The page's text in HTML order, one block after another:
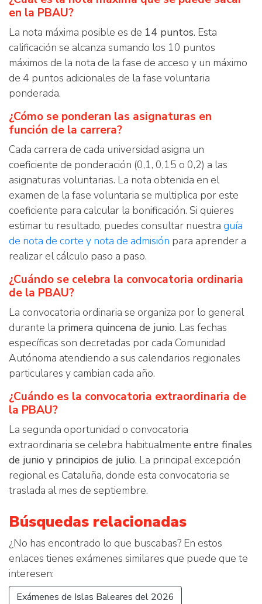
en la PBAU?
La nota máxima posible es de 14 puntos. Esta
calificación se alcanza sumando los 10 puntos
máximos de la nota de la fase de acceso y un máximo
de 4 puntos adicionales de la fase voluntaria
ponderada.
¿Cómo se ponderan las asignaturas en
función de la carrera?
Cada carrera de cada universidad asigna un
coeficiente de ponderación (0,1, 0,15 o 0,2) a las
asignaturas voluntarias. La nota obtenida en el
examen de la fase voluntaria se multiplica por este
coeficiente para calcular la bonificación. Si quieres
estimar tu resultado, puedes consultar nuestra guía
de nota de corte y nota de admisión para aprender a
realizar el cálculo paso a paso.
¿Cuándo se celebra la convocatoria ordinaria
de la PBAU?
La convocatoria ordinaria se organiza por lo general
durante la primera quincena de junio. Las fechas
específicas son decretadas por cada Comunidad
Autónoma atendiendo a sus calendarios regionales
particulares y cambian cada año.
¿Cuándo es la convocatoria extraordinaria de
la PBAU?
La segunda oportunidad o convocatoria
extraordinaria se celebra habitualmente entre finales
de junio y principios de julio. La principal excepción
regional es Cataluña, donde esta convocatoria se
traslada al mes de septiembre.
Búsquedas relacionadas
¿No has encontrado lo que buscabas? En estos
enlaces tienes exámenes similares que puede que te
interesen:
Exámenes de Islas Baleares del 2026